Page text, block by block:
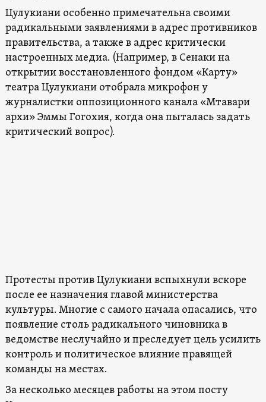
Цулукиани особенно примечательна своими
радикальными заявлениями в адрес противников
правительства, а также в адрес критически
настроенных медиа. (Например, в Сенаки на
открытии восстановленного фондом «Карту»
театра Цулукиани отобрала микрофон у
журналистки оппозиционного канала «Мтавари
архи» Эммы Гогохия, когда она пыталась задать
критический вопрос).
Протесты против Цулукиани вспыхнули вскоре
после ее назначения главой министерства
культуры. Многие с самого начала опасались, что
появление столь радикального чиновника в
ведомстве неслучайно и преследует цель усилить
контроль и политическое влияние правящей
команды на местах.
За несколько месяцев работы на этом посту